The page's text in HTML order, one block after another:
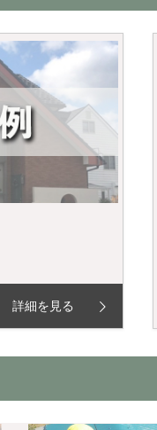
詳細を見る